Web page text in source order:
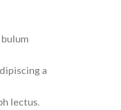
a
lectus.